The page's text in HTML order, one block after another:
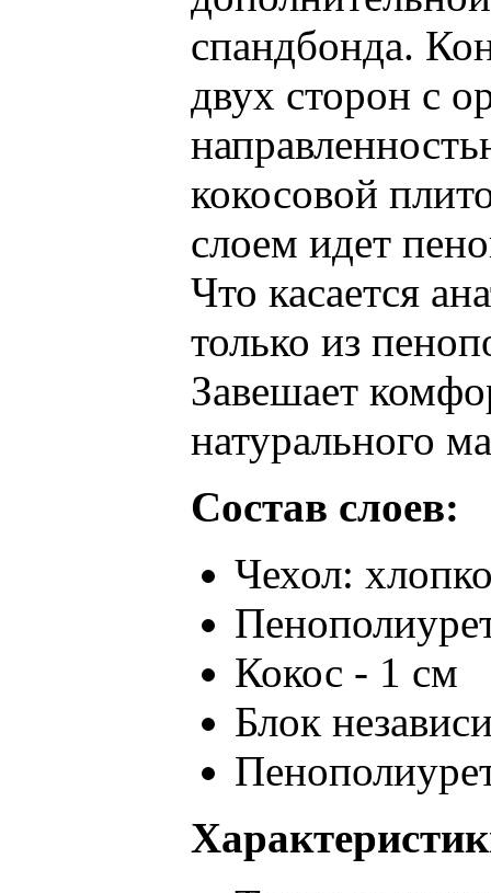
спандбонда.
двух сторон с
кокосовой
слоем идет
Что касается
только из
Завешает
натурального
Состав слоев:
Чехол:
Кокос - 1 см
Блок